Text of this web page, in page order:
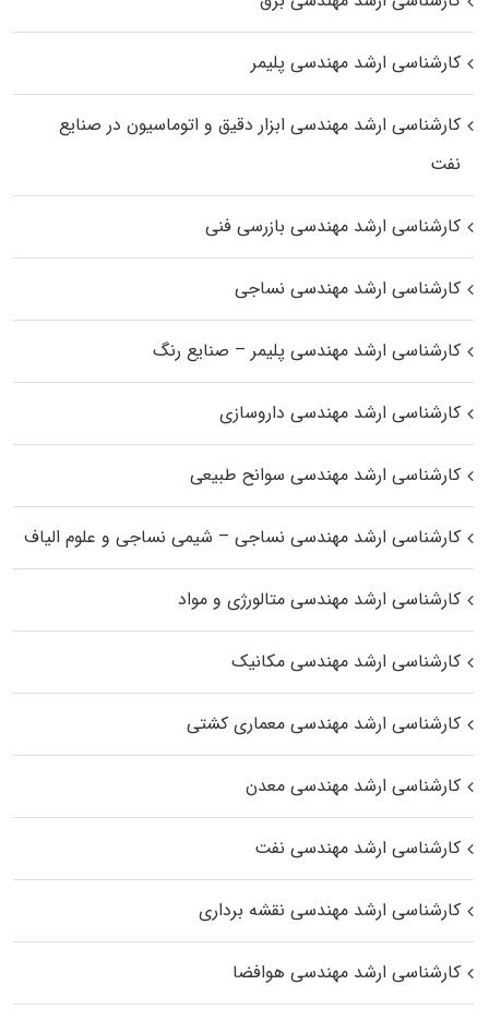
کارشناسی ارشد مهندسی پلیمر
کارشناسی ارشد مهندسی ابزار دقیق و اتوماسیون در صنایع
نفت
کارشناسی ارشد مهندسی بازرسی فنی
کارشناسی ارشد مهندسی نساجی
کارشناسی ارشد مهندسی پلیمر – صنایع رنگ
کارشناسی ارشد مهندسی داروسازی
کارشناسی ارشد مهندسی سوانح طبیعی
کارشناسی ارشد مهندسی نساجی – شیمی نساجی و علوم الیاف
کارشناسی ارشد مهندسی متالورژی و مواد
کارشناسی ارشد مهندسی مکانیک
کارشناسی ارشد مهندسی معماری کشتی
کارشناسی ارشد مهندسی معدن
کارشناسی ارشد مهندسی نفت
کارشناسی ارشد مهندسی نقشه برداری
کارشناسی ارشد مهندسی هوافضا